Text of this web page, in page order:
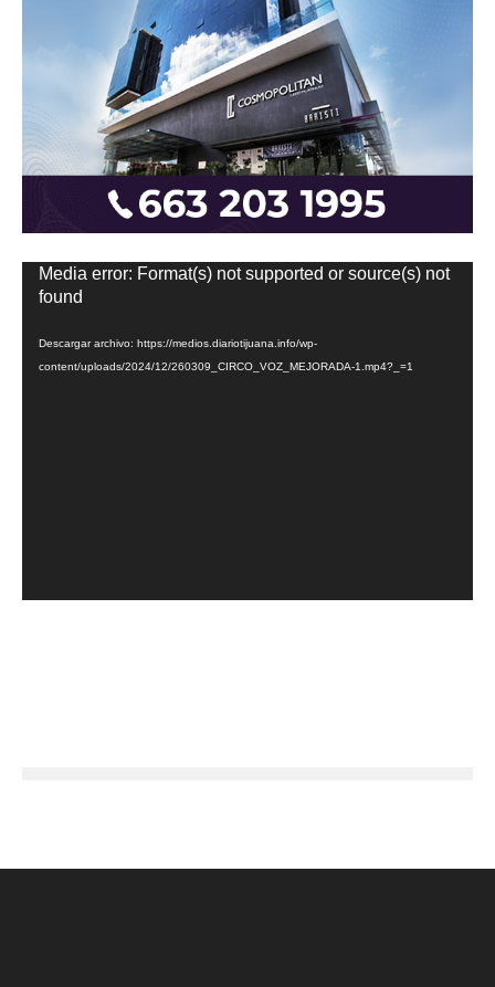
Reproductor
de
Media error: Format(s) not supported or source(s) not
found
Descargar archivo: https://medios.diariotijuana.info/wp-
content/uploads/2024/12/260309_CIRCO_VOZ_MEJORADA-1.mp4?_=1